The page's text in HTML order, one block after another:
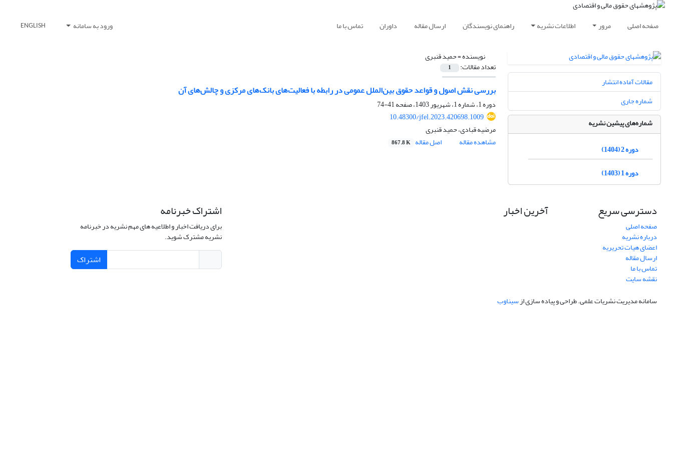
صفحه اصلی مرور اطلاعات نشریه راهنمای نویسندگان ارسال مقاله داوران تماس با ما ورود به سامانه ENGLISH
نویسنده =حمید قنبری
تعداد مقالات: 1
بررسی نقش اصول و قواعد حقوق بین‌‌الملل عمومی در رابطه با فعالیت‌‌های بانک‌های مرکزی و چالش‌‌های آن
دوره 1، شماره 1، شهریور 1403، صفحه
41-74
10.48300/jfel.2023.420698.1009
مرضیه قبادی، حمید قنبری
مشاهده مقاله
اصل مقاله 867.8 K
مقالات آماده انتشار
شماره جاری
شماره‌های پیشین نشریه
دوره 2 (1404)
دوره 1 (1403)
دسترسی سریع
صفحه اصلی
درباره نشریه
اعضای هیات تحریریه
ارسال مقاله
تماس با ما
نقشه سایت
آخرین اخبار اشتراک خبرنامه
برای دریافت اخبار و اطلاعیه های مهم نشریه در خبرنامه
نشریه مشترک شوید.
اشتراک
سامانه مدیریت نشریات علمی.طراحی و پیاده سازی ازسیناوب